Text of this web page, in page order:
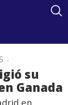
.
su
Ganada
en